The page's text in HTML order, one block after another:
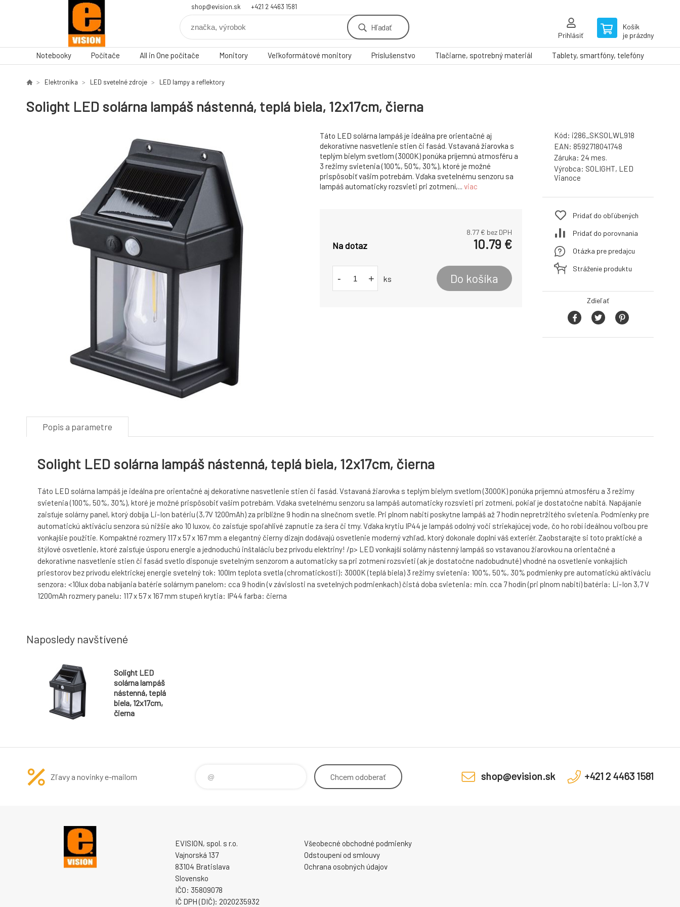
shop@evision.sk +421 2 4463 1581
Hľadať
Prihlásiť
Košík
je prázdny
Notebooky Počítače All in One počítače Monitory Veľkoformátové monitory Príslušenstvo Tlačiarne, spotrebný materiál Tablety, smartfóny, telefóny
Elektronika LED svetelné zdroje LED lampy a reflektory
Solight LED solárna lampáš nástenná, teplá biela, 12x17cm, čierna
Táto LED solárna lampáš je ideálna pre orientačné aj
dekoratívne nasvetlenie stien či fasád. Vstavaná žiarovka s
teplým bielym svetlom (3000K) ponúka príjemnú atmosféru a
3 režimy svietenia (100%, 50%, 30%), ktoré je možné
prispôsobiť vašim potrebám. Vďaka svetelnému senzoru sa
lampáš automaticky rozsvieti pri zotmení,... viac
8.77 € bez DPH
Na dotaz 10.79 €
- + ks Do košíka
Kód: i286_SKSOLWL918
EAN: 8592718041748
Záruka: 24 mes.
Výrobca: SOLIGHT, LED
Vianoce
Pridať do obľúbených
Pridať do porovnania
Otázka pre predajcu
Stráženie produktu
Zdieľať
Popis a parametre
Solight LED solárna lampáš nástenná, teplá biela, 12x17cm, čierna
Táto LED solárna lampáš je ideálna pre orientačné aj dekoratívne nasvetlenie stien či fasád. Vstavaná žiarovka s teplým bielym svetlom (3000K) ponúka príjemnú atmosféru a 3 režimy
svietenia (100%, 50%, 30%), ktoré je možné prispôsobiť vašim potrebám. Vďaka svetelnému senzoru sa lampáš automaticky rozsvieti pri zotmení, pokiaľ je dostatočne nabitá. Napájanie
zaisťuje solárny panel, ktorý dobíja Li-Ion batériu (3,7V 1200mAh) za približne 9 hodín na slnečnom svetle. Pri plnom nabití poskytne lampáš až 7 hodín nepretržitého svietenia. Podmienky pre
automatickú aktiváciu senzora sú nižšie ako 10 luxov, čo zaisťuje spoľahlivé zapnutie za šera či tmy. Vďaka krytiu IP44 je lampáš odolný voči striekajúcej vode, čo ho robí ideálnou voľbou pre
vonkajšie použitie. Kompaktné rozmery 117 x 57 x 167 mm a elegantný čierny dizajn dodávajú osvetlenie moderný vzhľad, ktorý dokonale doplní váš exteriér. Zaobstarajte si toto praktické a
štýlové osvetlenie, ktoré zaisťuje úsporu energie a jednoduchú inštaláciu bez prívodu elektriny! /p> LED vonkajší solárny nástenný lampáš so vstavanou žiarovkou na orientačné a
dekoratívne nasvetlenie stien či fasád svetlo disponuje svetelným senzorom a automaticky sa pri zotmení rozsvieti (ak je dostatočne nadobudnuté) vhodné na osvetlenie vonkajších
priestorov bez prívodu elektrickej energie svetelný tok: 100lm teplota svetla (chromatickosti): 3000K (teplá biela) 3 režimy svietenia: 100%, 50%, 30% podmienky pre automatickú aktiváciu
senzora: <10lux doba nabíjania batérie solárnym panelom: cca 9 hodín (v závislosti na svetelných podmienkach) čistá doba svietenia: min. cca 7 hodín (pri plnom nabití) batéria: Li-Ion 3,7 V
1200mAh rozmery panelu: 117 x 57 x 167 mm stupeň krytia: IP44 farba: čierna
Naposledy navštívené
Solight LED
solárna lampáš
nástenná, teplá
biela, 12x17cm,
čierna
Zľavy a novinky e-mailom Chcem odoberať shop@evision.sk +421 2 4463 1581
EVISION, spol. s r.o.
Vajnorská 137
83104 Bratislava
Slovensko
IČO: 35809078
IČ DPH (DIČ): 2020235932
Všeobecné obchodné podmienky
Odstoupení od smlouvy
Ochrana osobných údajov